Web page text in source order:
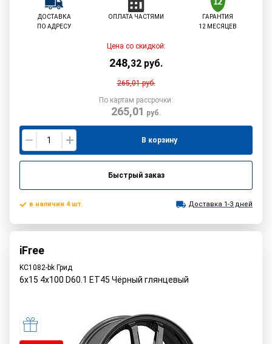
ДОСТАВКА
ПО АДРЕСУ
ОПЛАТА ЧАСТЯМИ
ГАРАНТИЯ
12 МЕСЯЦЕВ
Цена со скидкой:
248,32 руб.
265,01руб.
По картам рассрочки:
265,01 руб.
В корзину
Быстрый заказ
в наличии 4 шт. Доставка 1-3 дней
iFree
KC1082-bk Грид
6x15 4x100 D60.1 ET45 Чёрный глянцевый